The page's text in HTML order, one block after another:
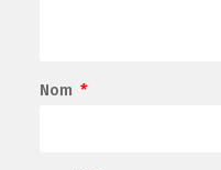
Nom *